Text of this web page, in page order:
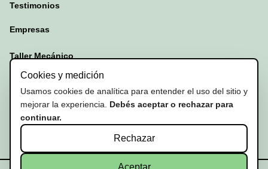
Testimonios
Empresas
Taller Mecánico
Test de conducción
Preguntas Frecuentes
© 2026 Luz Verde. Todos los derechos reservados.
Cookies y medición
Usamos cookies de analítica para entender el uso del sitio y
mejorar la experiencia. Debés aceptar o rechazar para
continuar.
Rechazar
Aceptar